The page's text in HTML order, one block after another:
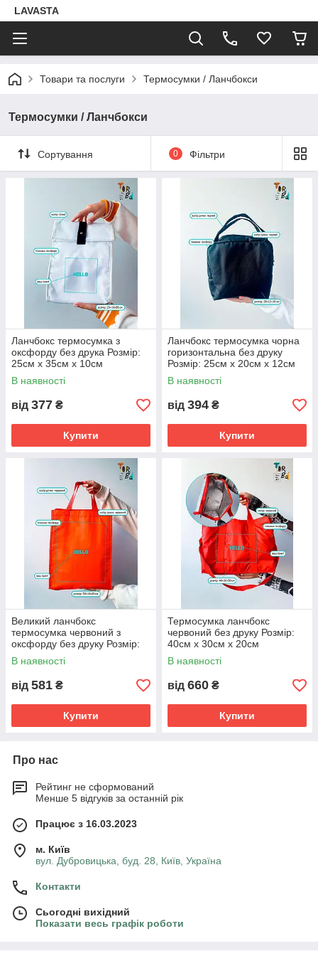
LAVASTA
Товари та послуги Термосумки / Ланчбокси
Термосумки / Ланчбокси
Сортування 0 Фільтри
Ланчбокс термосумка з
оксфорду без друка Розмір:
25см х 35см х 10см
В наявності
від 377 ₴
Купити
Ланчбокс термосумка чорна
горизонтальна без друку
Розмір: 25cм х 20см х 12см
В наявності
від 394 ₴
Купити
Великий ланчбокс
термосумка червоний з
оксфорду без друку Розмір:
30cм х 40см х 10см
В наявності
від 581 ₴
Купити
Термосумка ланчбокс
червоний без друку Розмір:
40cм х 30см х 20см
В наявності
від 660 ₴
Купити
Про нас
Рейтинг не сформований
Менше 5 відгуків за останній рік
Працює з 16.03.2023
м. Київ
вул. Дубровицька, буд. 28, Київ, Україна
Контакти
Сьогодні вихідний
Показати весь графік роботи